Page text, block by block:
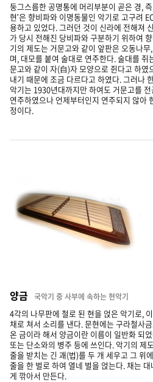
둥그스름한 공명통에 머리부분이 곧은 경,
현’은 향비파와 이명동물인 악기로 고구려
용하고 있었다. 그러던 것이 신라에 전해져
가 당시 전해진 당비파와 구분하기 위하여
기의 제도는 거문고와 같이 앞판은 오동나
며, 대모를 붙여 술대로 연주한다. 술대를
문고와 같이 자(自)자 모양으로 쥔다고 하였
내기 때문에 조금 다르다고 하였다. 그러나
악기는 1930년대까지만 하여도 거문고를
연주하였으나 언제부터인지 연주되지 않아
정이다.
양금 국악기 중 사부에 속하는 현악기
4각의 나무판에 철로 된 현을 얹은 악기로,
채로 쳐서 소리를 낸다. 문현에는 구라철사
온 금이라 해서 양금이란 이름이 일반화 되
또는 단소와의 병주 등에 쓰인다. 악기의 제
줄을 받치는 긴 괘(법)를 두 개 세우고 그 위
줄을 한 벌로 하여 열네 벌을 얹는다. 채는
게 깎아서 만든다.